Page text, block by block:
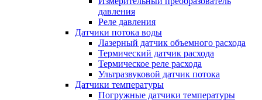
давления
Реле давления
Датчики потока воды
Лазерный датчик объемного расхода
Термический датчик расхода
Термическое реле расхода
Ультразвуковой датчик потока
Датчики температуры
Погружные датчики температуры